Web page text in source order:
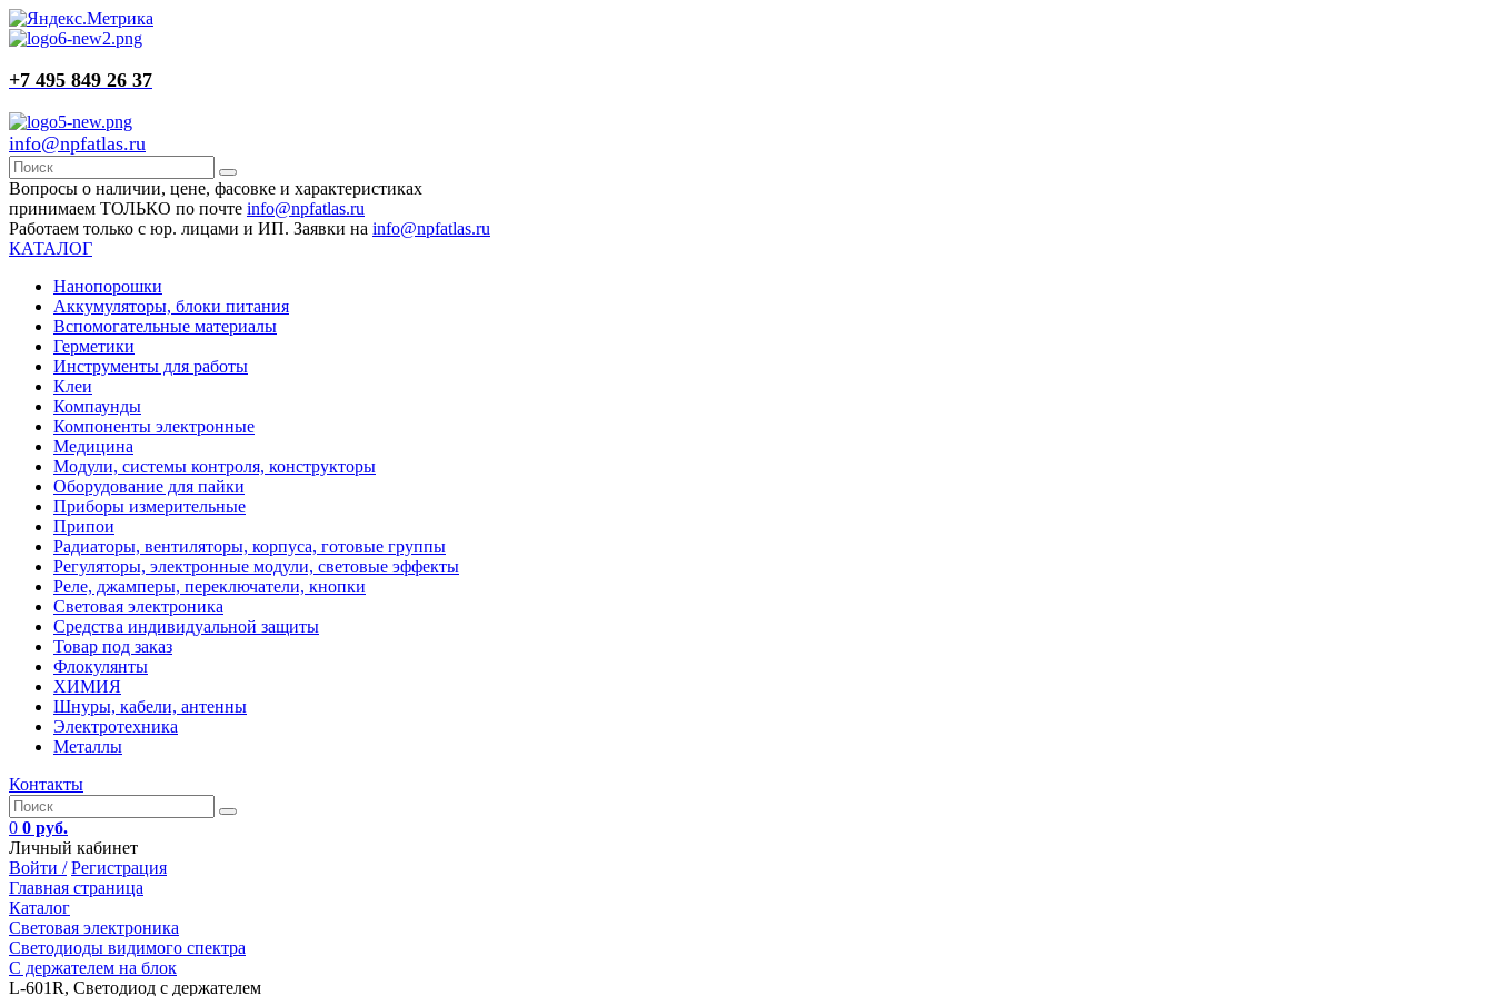
+7 495 849 26 37
info@npfatlas.ru
Вопросы о наличии, цене, фасовке и характеристиках
принимаем ТОЛЬКО по почте info@npfatlas.ru
Работаем только с юр. лицами и ИП. Заявки на info@npfatlas.ru
КАТАЛОГ
Нанопорошки
Аккумуляторы, блоки питания
Вспомогательные материалы
Герметики
Инструменты для работы
Клеи
Компаунды
Компоненты электронные
Медицина
Модули, системы контроля, конструкторы
Оборудование для пайки
Приборы измерительные
Припои
Радиаторы, вентиляторы, корпуса, готовые группы
Регуляторы, электронные модули, световые эффекты
Реле, джамперы, переключатели, кнопки
Световая электроника
Средства индивидуальной защиты
Товар под заказ
Флокулянты
ХИМИЯ
Шнуры, кабели, антенны
Электротехника
Металлы
Контакты
0 0 руб.
Личный кабинет
Войти / Регистрация
Главная страница
Каталог
Световая электроника
Светодиоды видимого спектра
C держателем на блок
L-601R, Светодиод с держателем